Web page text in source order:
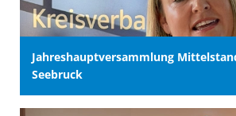
Jahreshauptversammlung
Seebruck